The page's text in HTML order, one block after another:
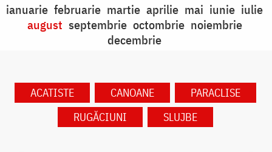
ianuarie februarie martie aprilie mai iunie iulie
august septembrie octombrie noiembrie
decembrie
ACATISTE CANOANE
PARACLISE
RUGĂCIUNI
SLUJBE